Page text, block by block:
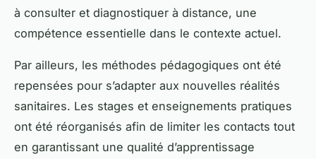
à consulter et diagnostiquer à distance, une
compétence essentielle dans le contexte actuel.
Par ailleurs, les méthodes pédagogiques ont été
repensées pour s’adapter aux nouvelles réalités
sanitaires. Les stages et enseignements pratiques
ont été réorganisés afin de limiter les contacts tout
en garantissant une qualité d’apprentissage